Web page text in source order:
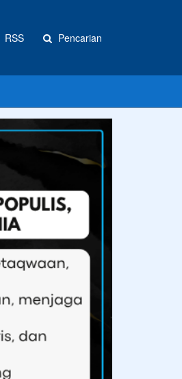
RSS Pencarian